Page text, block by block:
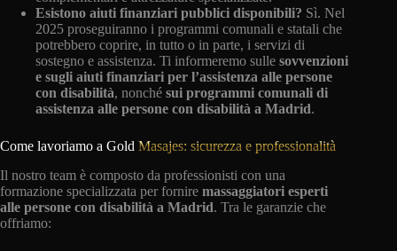
Esistono aiuti finanziari pubblici disponibili? Sì. Nel
2025 proseguiranno i programmi comunali e statali che
potrebbero coprire, in tutto o in parte, i servizi di
sostegno e assistenza. Ti informeremo sulle sovvenzioni
e sugli aiuti finanziari per l’assistenza alle persone
con disabilità, nonché sui programmi comunali di
assistenza alle persone con disabilità a Madrid.
Come lavoriamo a Gold Masajes: sicurezza e professionalità
Il nostro team è composto da professionisti con una
formazione specializzata per fornire massaggiatori esperti
alle persone con disabilità a Madrid. Tra le garanzie che
offriamo: